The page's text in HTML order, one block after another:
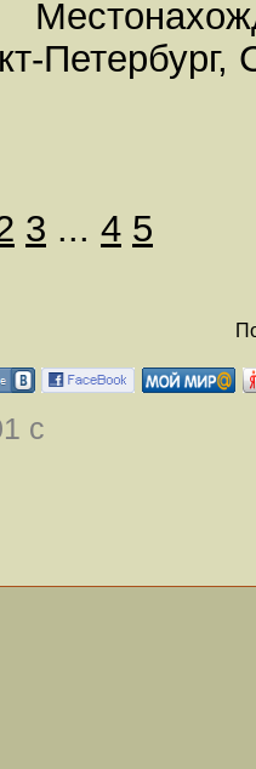
Петербург,
3 ... 4 5
с